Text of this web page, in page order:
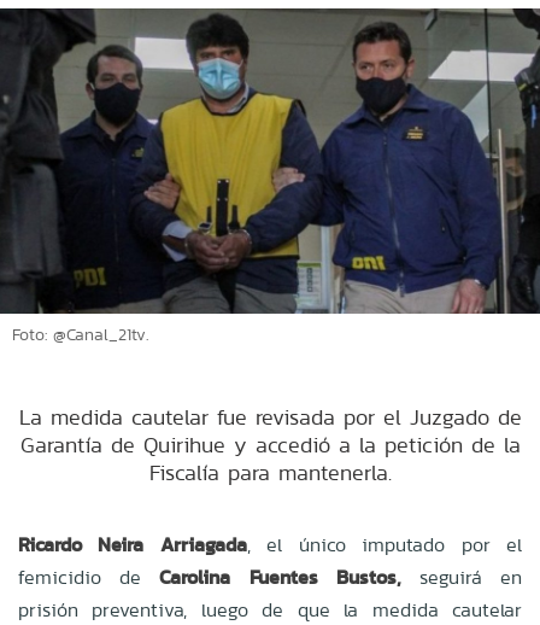
Foto: @Canal_21tv.
La medida cautelar fue revisada por el Juzgado de
Garantía de Quirihue y accedió a la petición de la
Fiscalía para mantenerla.
Ricardo Neira Arriagada, el único imputado por el
femicidio deCarolina Fuentes Bustos,seguirá en
prisión preventiva, luego de que la medida cautelar